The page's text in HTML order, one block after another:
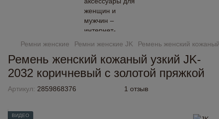
Ремни женские Ремни женские JK Ремень женский
Ремень женский кожаный узкий JK-
2032 коричневый с золотой пряжкой
Артикул: 2859868376 1 отзыв
ВИДЕО